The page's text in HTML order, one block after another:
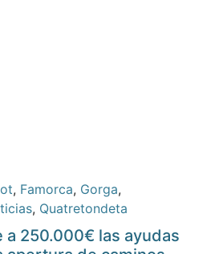
, Famorca, Gorga,
, Quatretondeta
a 250.000€ las ayudas